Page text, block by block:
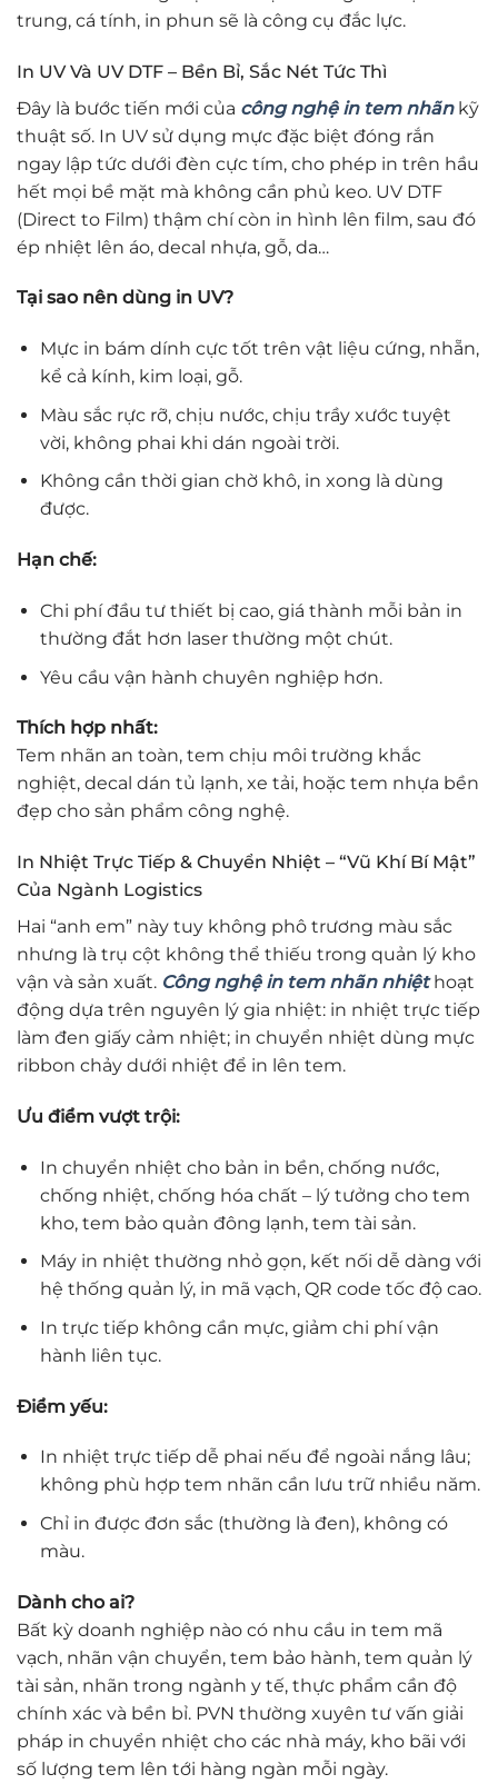
trung, cá tính, in phun sẽ là công cụ đắc lực.
In UV Và UV DTF – Bền Bỉ, Sắc Nét Tức Thì
Đây là bước tiến mới của công nghệ in tem nhãnkỹ
thuật số. In UV sử dụng mực đặc biệt đóng rắn
ngay lập tức dưới đèn cực tím, cho phép in trên hầu
hết mọi bề mặt mà không cần phủ keo. UV DTF
(Direct to Film) thậm chí còn in hình lên film, sau đó
ép nhiệt lên áo, decal nhựa, gỗ, da…
Tại sao nên dùng in UV?
Mực in bám dính cực tốt trên vật liệu cứng, nhẵn,
kể cả kính, kim loại, gỗ.
Màu sắc rực rỡ, chịu nước, chịu trầy xước tuyệt
vời, không phai khi dán ngoài trời.
Không cần thời gian chờ khô, in xong là dùng
được.
Hạn chế:
Chi phí đầu tư thiết bị cao, giá thành mỗi bản in
thường đắt hơn laser thường một chút.
Yêu cầu vận hành chuyên nghiệp hơn.
Thích hợp nhất:
Tem nhãn an toàn, tem chịu môi trường khắc
nghiệt, decal dán tủ lạnh, xe tải, hoặc tem nhựa bền
đẹp cho sản phẩm công nghệ.
In Nhiệt Trực Tiếp & Chuyển Nhiệt – “Vũ Khí Bí Mật”
Của Ngành Logistics
Hai “anh em” này tuy không phô trương màu sắc
nhưng là trụ cột không thể thiếu trong quản lý kho
vận và sản xuất. Công nghệ in tem nhãn nhiệthoạt
động dựa trên nguyên lý gia nhiệt: in nhiệt trực tiếp
làm đen giấy cảm nhiệt; in chuyển nhiệt dùng mực
ribbon chảy dưới nhiệt để in lên tem.
Ưu điểm vượt trội:
In chuyển nhiệt cho bản in bền, chống nước,
chống nhiệt, chống hóa chất – lý tưởng cho tem
kho, tem bảo quản đông lạnh, tem tài sản.
Máy in nhiệt thường nhỏ gọn, kết nối dễ dàng với
hệ thống quản lý, in mã vạch, QR code tốc độ cao.
In trực tiếp không cần mực, giảm chi phí vận
hành liên tục.
Điểm yếu:
In nhiệt trực tiếp dễ phai nếu để ngoài nắng lâu;
không phù hợp tem nhãn cần lưu trữ nhiều năm.
Chỉ in được đơn sắc (thường là đen), không có
màu.
Dành cho ai?
Bất kỳ doanh nghiệp nào có nhu cầu in tem mã
vạch, nhãn vận chuyển, tem bảo hành, tem quản lý
tài sản, nhãn trong ngành y tế, thực phẩm cần độ
chính xác và bền bỉ. PVN thường xuyên tư vấn giải
pháp in chuyển nhiệt cho các nhà máy, kho bãi với
số lượng tem lên tới hàng ngàn mỗi ngày.